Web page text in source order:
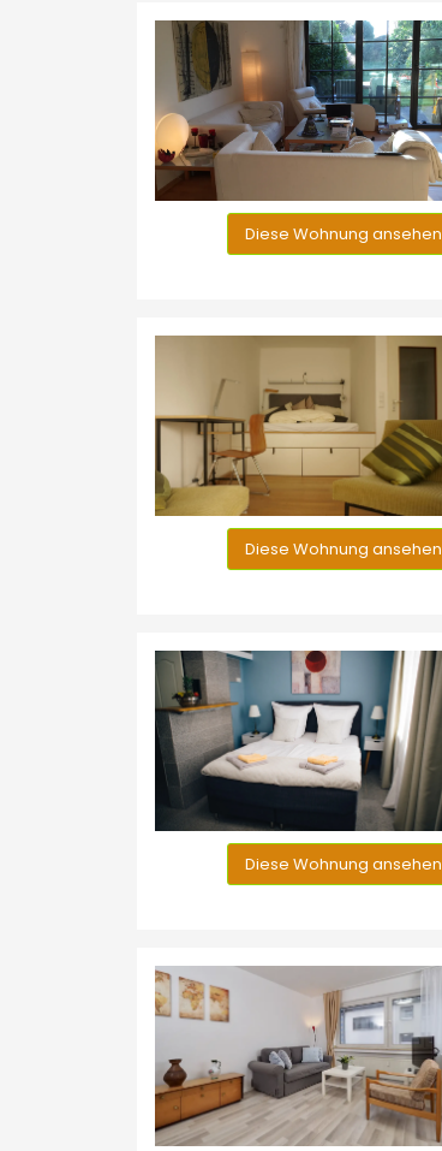
Diese Wohnung ansehen
Diese Wohnung ansehen
Diese Wohnung ansehen